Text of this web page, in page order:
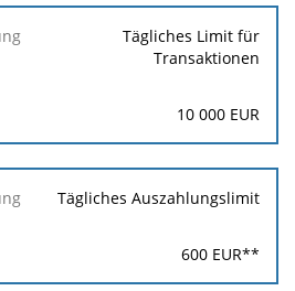
Tägliches Limit für
Transaktionen
10 000 EUR
Tägliches Auszahlungslimit
600 EUR**